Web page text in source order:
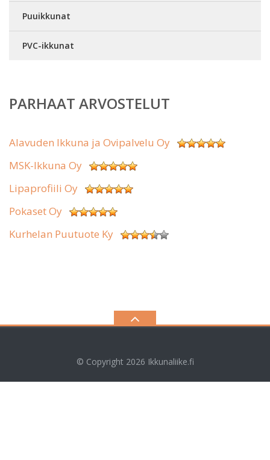
Puuikkunat
PVC-ikkunat
PARHAAT ARVOSTELUT
Alavuden Ikkuna ja Ovipalvelu Oy
MSK-Ikkuna Oy
Lipaprofiili Oy
Pokaset Oy
Kurhelan Puutuote Ky
© Copyright 2026 Ikkunaliike.fi